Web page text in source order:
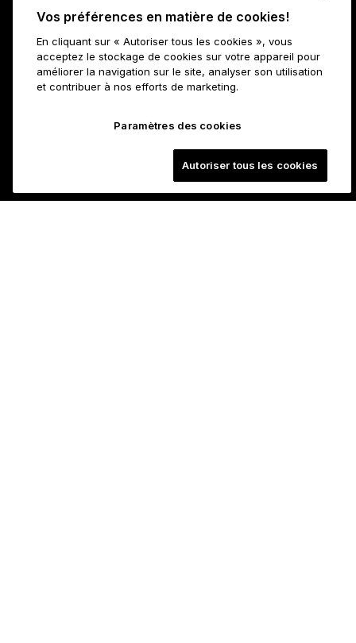
Vos préférences en matière de cookies!
En cliquant sur « Autoriser tous les cookies », vous
acceptez le stockage de cookies sur votre appareil pour
améliorer la navigation sur le site, analyser son utilisation
et contribuer à nos efforts de marketing.
Paramètres des cookies
Autoriser tous les cookies